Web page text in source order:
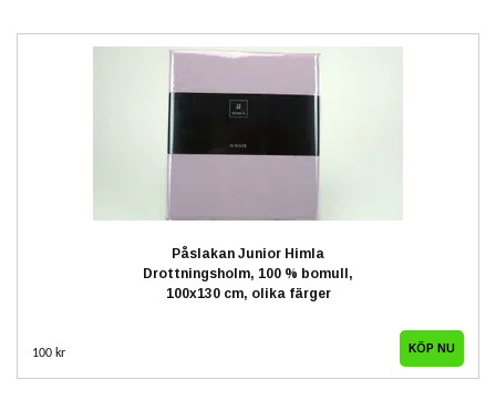
Påslakan Junior Himla
Drottningsholm, 100 % bomull,
100x130 cm, olika färger
100 kr